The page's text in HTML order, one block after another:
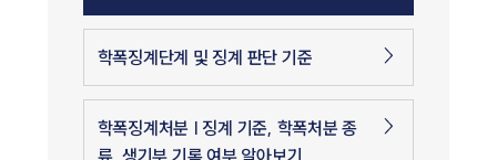
학폭징계단계 및 징계 판단 기준
학폭징계처분 | 징계 기준, 학폭처분 종